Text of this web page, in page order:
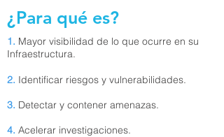
¿Para qué es?
1. Mayor visibilidad de lo que ocurre en su
Infraestructura.
2. Identificar riesgos y vulnerabilidades.
3. Detectar y contener amenazas.
4. Acelerar investigaciones.